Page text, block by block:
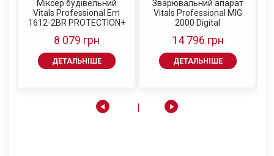
Міксер будівельний
Vitals Professional Em
1612-2BR PROTECTION+
8 079 грн
ДЕТАЛЬНІШЕ
Зварювальний апарат
Vitals Professional MIG
2000 Digital
14 796 грн
ДЕТАЛЬНІШЕ
ДЕТАЛЬНІШЕ ДЕТАЛЬНІШЕ
ДЕТАЛЬНІШЕ ДЕТАЛЬНІШЕ